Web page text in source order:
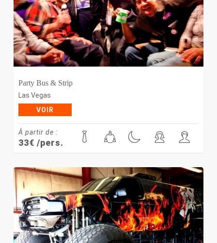
Party Bus & Strip
Las Vegas
VOIR
À partir de :
33€ /pers.